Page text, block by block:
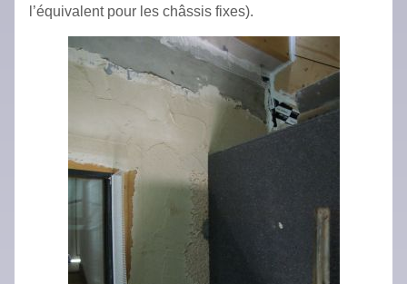
l’équivalent pour les châssis fixes).